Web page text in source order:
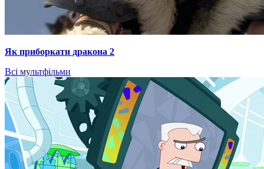
Як приборкати дракона 2
Всі мультфільми